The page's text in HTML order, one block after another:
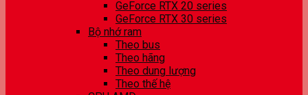
GeForce RTX 20 series
GeForce RTX 30 series
Bộ nhớ ram
Theo bus
Theo hãng
Theo dung lượng
Theo thế hệ